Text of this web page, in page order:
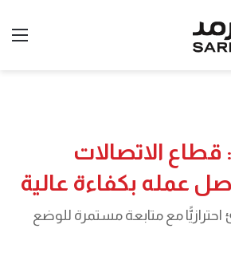
قطاع الاتصالات
عمله بكفاءة عالية
مع متابعة مستمرة للوضع